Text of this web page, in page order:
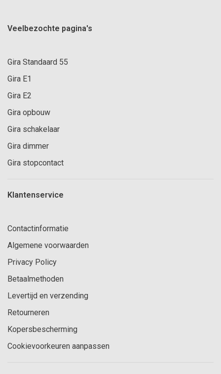
Veelbezochte pagina's
Gira Standaard 55
Gira E1
Gira E2
Gira opbouw
Gira schakelaar
Gira dimmer
Gira stopcontact
Klantenservice
Contactinformatie
Algemene voorwaarden
Privacy Policy
Betaalmethoden
Levertijd en verzending
Retourneren
Kopersbescherming
Cookievoorkeuren aanpassen